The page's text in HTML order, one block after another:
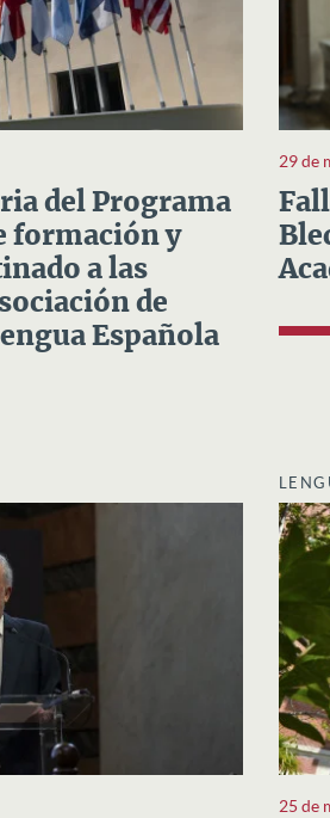
del Programa
formación y
a las
de
Española
29 de
25 de